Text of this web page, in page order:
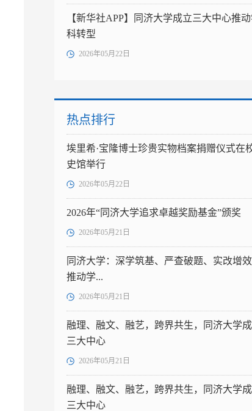
【新华社APP】同济大学成立三大中心推
科转型
2026年05月22日
热点排行
埃里希·宝隆博士珍贵实物档案捐赠仪式在
史馆举行
2026年05月22日
2026年“同济大学追求卓越奖励基金”颁奖
2026年05月21日
同济大学：深学筑基、严查破题、实改增
推动学...
2026年05月21日
融理、融文、融艺，跨界共生，同济大学
三大中心
2026年05月21日
融理、融文、融艺，跨界共生，同济大学
三大中心